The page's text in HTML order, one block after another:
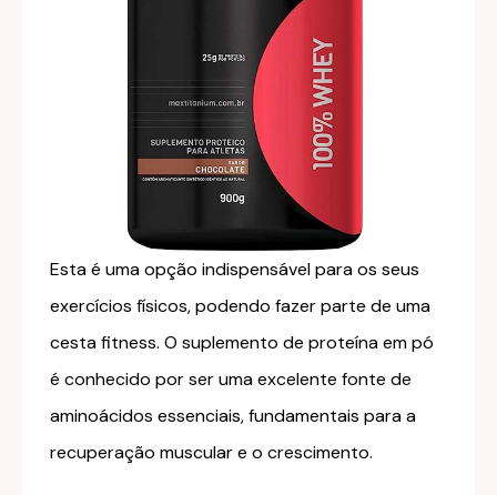
Esta é uma opção indispensável para os seus
exercícios físicos, podendo fazer parte de uma
cesta fitness. O suplemento de proteína em pó
é conhecido por ser uma excelente fonte de
aminoácidos essenciais, fundamentais para a
recuperação muscular e o crescimento.